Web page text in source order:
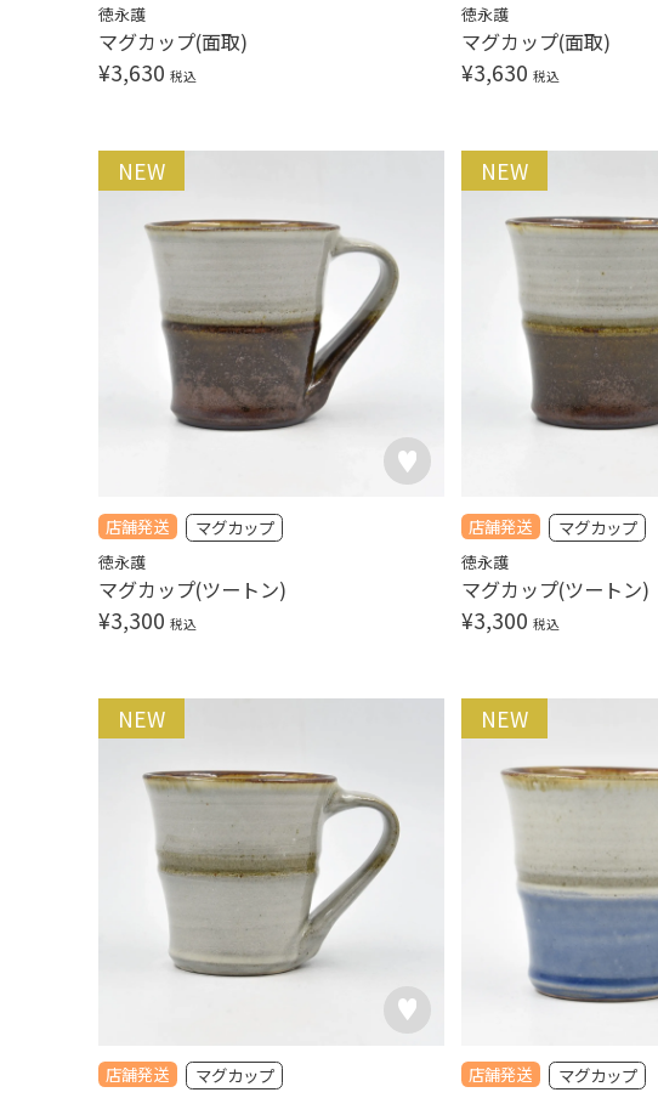
徳永護
マグカップ(面取)
¥3,630 税込
徳永護
マグカップ(面取)
¥3,630 税込
店舗発送
NEW
マグカップ
徳永護
マグカップ(ツートン)
¥3,300 税込
店舗発送
NEW
マグカップ
徳永護
マグカップ(ツートン)
¥3,300 税込
店舗発送
NEW
マグカップ 店舗発送
NEW
マグカップ